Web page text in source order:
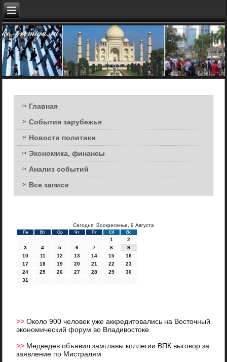
Главная
События зарубежья
Новости политики
Экономика, финансы
Анализ событий
Все записи
Сегодня: Воскресенье, 9 Августа
Пн Вт Ср Чт Пт Сб Вс
1
2
3
4 5 6 7 8
9
10
11 12 13 14 15
16
17
18 19 20 21 22
23
24
25 26 27 28 29
30
31
>>Около 900 человек уже аккредитовались на Восточный
экономический форум во Владивостоке
>> Медведев объявил замглавы коллегии ВПК выговор за
заявление по Мистралям